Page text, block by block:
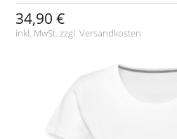
34,90 €
inkl. MwSt. zzgl.Versandkosten